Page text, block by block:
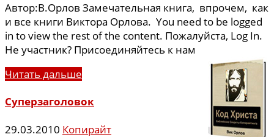
Автор:В.Орлов Замечательная книга, впрочем, как
и все книги Виктора Орлова. You need to be logged
in to view the rest of the content. Пожалуйста, Log In.
Не участник? Присоединяйтесь к нам
Читать дальше
Суперзаголовок
29.03.2010 Копирайт